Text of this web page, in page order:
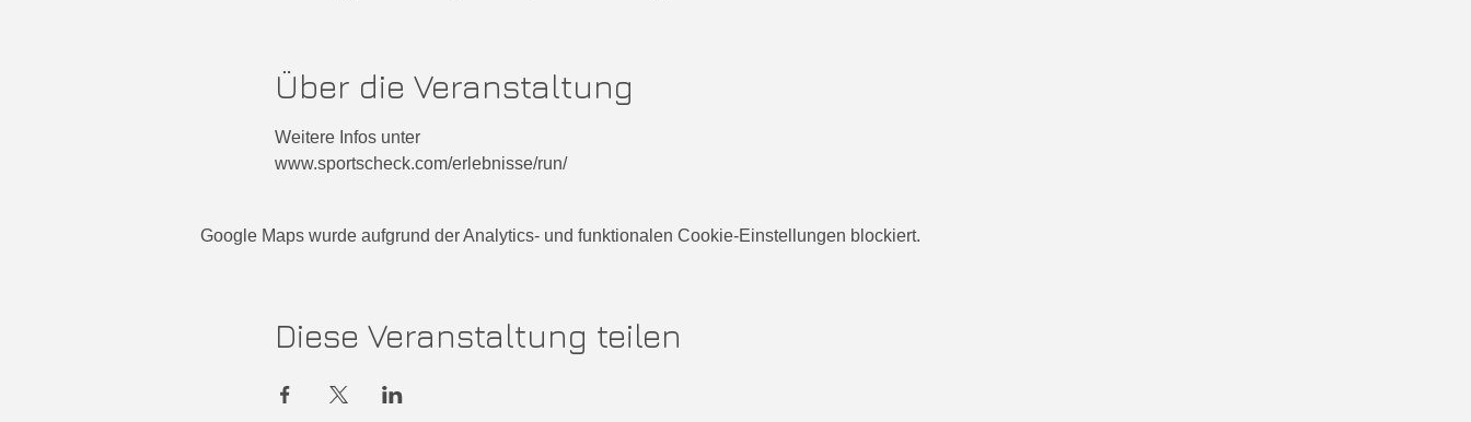
Über die Veranstaltung
Weitere Infos unter
www.sportscheck.com/erlebnisse/run/
Google Maps wurde aufgrund der Analytics- und funktionalen Cookie-Einstellungen blockiert.
Diese Veranstaltung teilen